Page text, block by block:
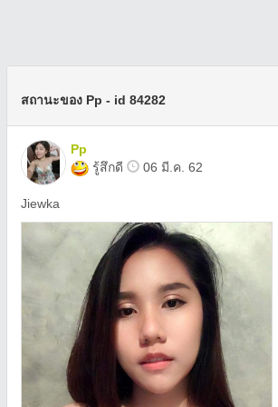
สถานะของ Pp - id 84282
Pp
รู้สึกดี
06 มี.ค. 62
Jiewka